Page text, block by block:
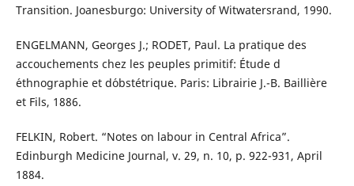
Transition. Joanesburgo: University of Witwatersrand, 1990.
ENGELMANN, Georges J.; RODET, Paul. La pratique des
accouchements chez les peuples primitif: Étude d
´ethnographie et d´obstétrique. Paris: Librairie J.-B. Baillière
et Fils, 1886.
FELKIN, Robert. “Notes on labour in Central Africa”.
Edinburgh Medicine Journal, v. 29, n. 10, p. 922-931, April
1884.